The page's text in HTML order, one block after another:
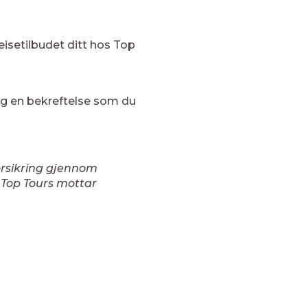
ditt hos Top
en bekreftelse som du
gjennom
Tours mottar